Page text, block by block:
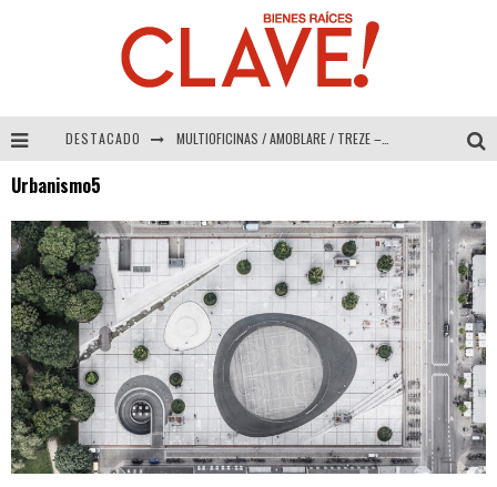
DESTACADO MULTIOFICINAS / AMOBLARE / TREZE – Especial Interiorismo & Decoración 2026
COLINEAL – Especial Interiorismo & Decoración 2026
ADRIANA HOYOS DESIGN STUDIO – Especial Interiorismo & Decoración 2026
Urbanismo5